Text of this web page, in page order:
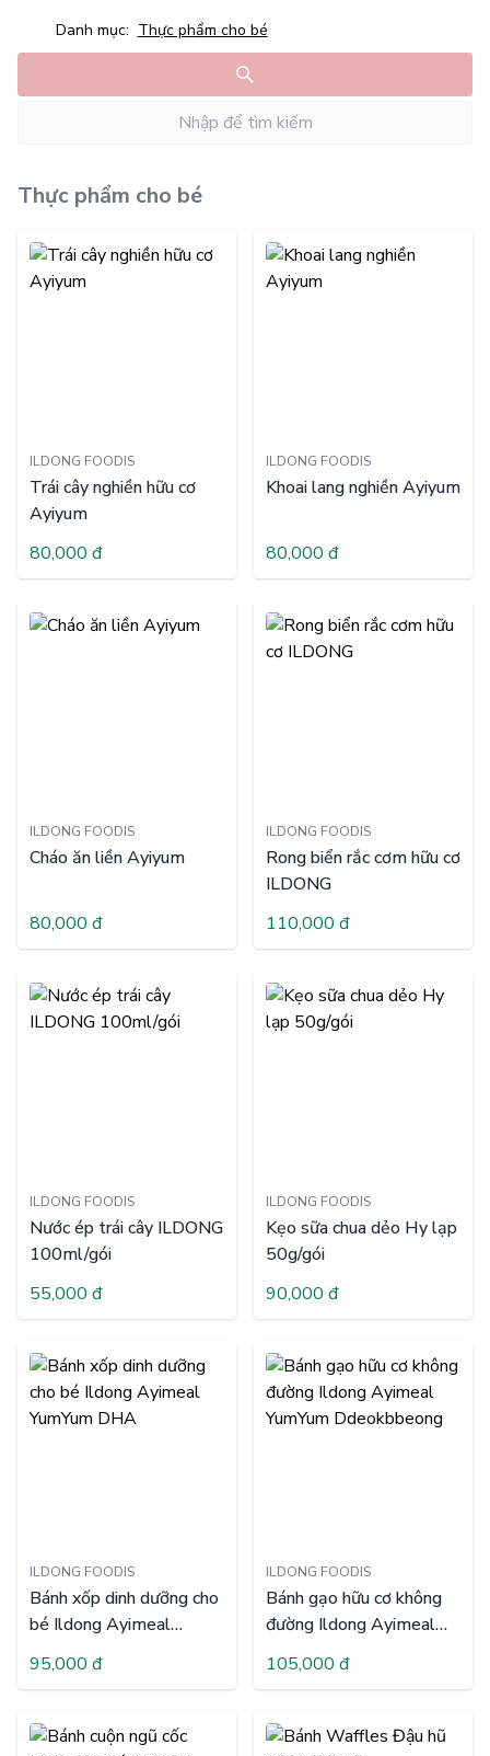
Danh mục: Thực phẩm cho bé
Thực phẩm cho bé
ILDONG FOODIS
Trái cây nghiền hữu cơ
Ayiyum
80,000 đ
ILDONG FOODIS
Khoai lang nghiền Ayiyum
80,000 đ
ILDONG FOODIS
Cháo ăn liền Ayiyum
80,000 đ
ILDONG FOODIS
Rong biển rắc cơm hữu cơ
ILDONG
110,000 đ
ILDONG FOODIS
Nước ép trái cây ILDONG
100ml/gói
55,000 đ
ILDONG FOODIS
Kẹo sữa chua dẻo Hy lạp
50g/gói
90,000 đ
ILDONG FOODIS
Bánh xốp dinh dưỡng cho
bé Ildong Ayimeal
YumYum DHA
95,000 đ
ILDONG FOODIS
Bánh gạo hữu cơ không
đường Ildong Ayimeal
YumYum Ddeokbbeong
105,000 đ